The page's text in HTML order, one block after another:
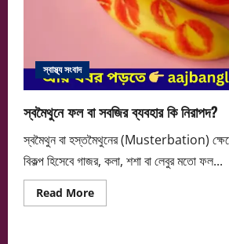
স্বাস্থ্য সংবাদ
স্বমৈথুনে ফল বা সবজির ব্যবহার কি নিরাপদ?
স্বমৈথুন বা হস্তমৈথুনের (Musterbation)
বিকল্প হিসেবে গাজর, কলা, শশা বা লেবুর মতো ফল...
Read MoreRead
more